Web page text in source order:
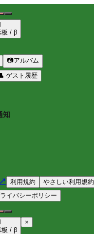
板 / β
📷アルバム
ゲスト履歴
知
利用規約 やさしい利用規約
イバシーポリシー
板 / β
×